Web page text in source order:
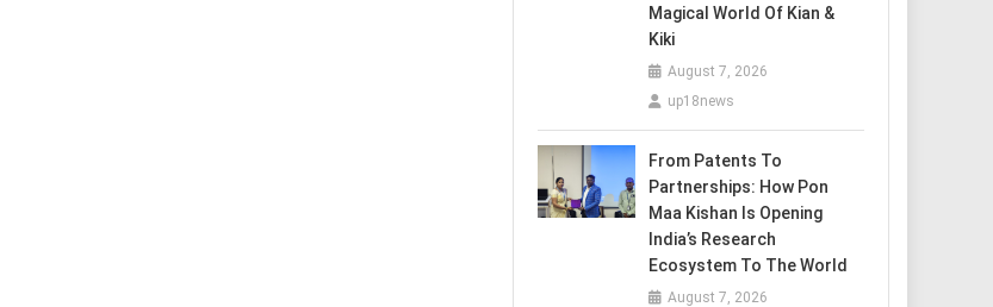
Magical World Of Kian &
Kiki
August 7, 2026
up18news
From Patents To
Partnerships: How Pon
Maa Kishan Is Opening
India’s Research
Ecosystem To The World
August 7, 2026